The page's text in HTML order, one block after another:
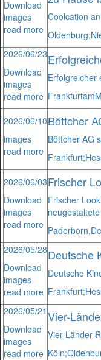
Download
images
read more
Coolcation
Oldenburg;
2026/06/23
Download
images
read more
Erfolgreicher
Frankfurtam
2026/06/10
images
read more
Böttcher
Böttcher AG
Frankfurt;
2026/06/03
Download
images
read more
Frischer
Frischer
Paderborn,
2026/05/28
Download
images
read more
Deutsche
Deutsche
Frankfurt;
2026/05/21
Download
images
read more
Vier-
Vier-Länder-
Köln;